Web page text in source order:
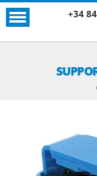
+34